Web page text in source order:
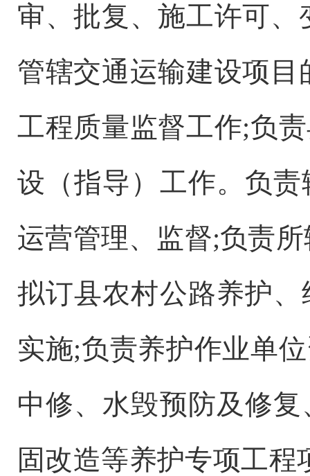
审、批复、施工许可
管辖交通运输建设项
工程质量监督工作;负责
设（指导）工作。负
运营管理、监督;负责
拟订县农村公路养护
实施;负责养护作业单
中修、水毁预防及修
固改造等养护专项工程